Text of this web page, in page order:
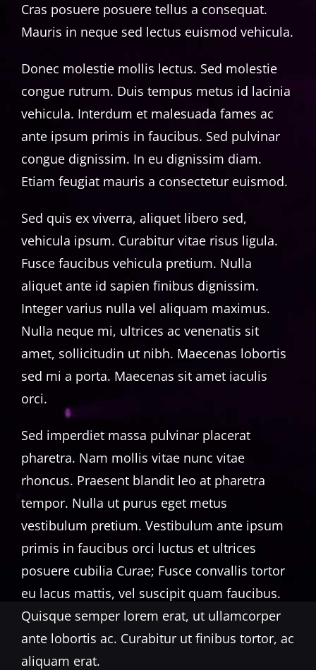
Cras posuere posuere tellus a consequat.
Mauris in neque sed lectus euismod vehicula.
Donec molestie mollis lectus. Sed molestie
congue rutrum. Duis tempus metus id lacinia
vehicula. Interdum et malesuada fames ac
ante ipsum primis in faucibus. Sed pulvinar
congue dignissim. In eu dignissim diam.
Etiam feugiat mauris a consectetur euismod.
Sed quis ex viverra, aliquet libero sed,
vehicula ipsum. Curabitur vitae risus ligula.
Fusce faucibus vehicula pretium. Nulla
aliquet ante id sapien finibus dignissim.
Integer varius nulla vel aliquam maximus.
Nulla neque mi, ultrices ac venenatis sit
amet, sollicitudin ut nibh. Maecenas lobortis
sed mi a porta. Maecenas sit amet iaculis
orci.
Sed imperdiet massa pulvinar placerat
pharetra. Nam mollis vitae nunc vitae
rhoncus. Praesent blandit leo at pharetra
tempor. Nulla ut purus eget metus
vestibulum pretium. Vestibulum ante ipsum
primis in faucibus orci luctus et ultrices
posuere cubilia Curae; Fusce convallis tortor
eu lacus mattis, vel suscipit quam faucibus.
Quisque semper lorem erat, ut ullamcorper
ante lobortis ac. Curabitur ut finibus tortor, ac
aliquam erat.